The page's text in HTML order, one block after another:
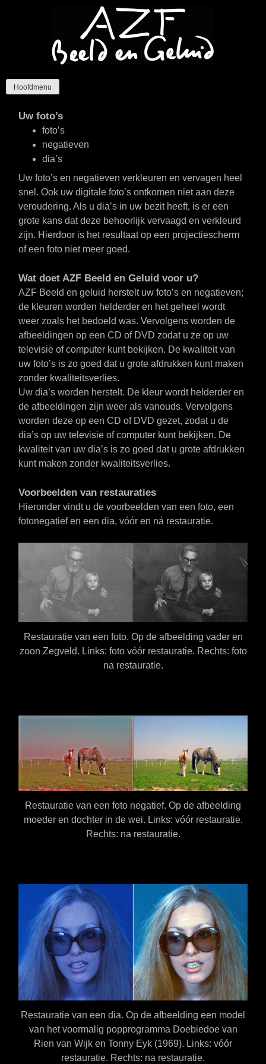
Hoofdmenu
Uw foto’s
foto’s
negatieven
dia’s
Uw foto’s en negatieven verkleuren en vervagen heel
snel. Ook uw digitale foto’s ontkomen niet aan deze
veroudering. Als u dia’s in uw bezit heeft, is er een
grote kans dat deze behoorlijk vervaagd en verkleurd
zijn. Hierdoor is het resultaat op een projectiescherm
of een foto niet meer goed.
Wat doet AZF Beeld en Geluid voor u?
AZF Beeld en geluid herstelt uw foto’s en negatieven;
de kleuren worden helderder en het geheel wordt
weer zoals het bedoeld was. Vervolgens worden de
afbeeldingen op een CD of DVD zodat u ze op uw
televisie of computer kunt bekijken. De kwaliteit van
uw foto’s is zo goed dat u grote afdrukken kunt maken
zonder kwaliteitsverlies.
Uw dia’s worden herstelt. De kleur wordt helderder en
de afbeeldingen zijn weer als vanouds. Vervolgens
worden deze op een CD of DVD gezet, zodat u de
dia’s op uw televisie of computer kunt bekijken. De
kwaliteit van uw dia’s is zo goed dat u grote afdrukken
kunt maken zonder kwaliteitsverlies.
Voorbeelden van restauraties
Hieronder vindt u de voorbeelden van een foto, een
fotonegatief en een dia, vóór en ná restauratie.
Restauratie van een foto. Op de afbeelding vader en
zoon Zegveld. Links: foto vóór restauratie. Rechts: foto
na restauratie.
Restauratie van een foto negatief. Op de afbeelding
moeder en dochter in de wei. Links: vóór restauratie.
Rechts: na restauratie.
Restauratie van een dia. Op de afbeelding een model
van het voormalig popprogramma Doebiedoe van
Rien van Wijk en Tonny Eyk (1969). Links: vóór
restauratie. Rechts: na restauratie.